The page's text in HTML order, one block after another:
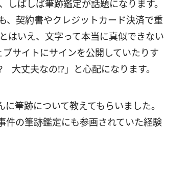
しばしば筆跡鑑定が話題になります。
、契約書やクレジットカード決済で重
はいえ、文字って本当に真似できない
サイトにサインを公開していたりす
大丈夫なの!?」と心配になります。
筆跡について教えてもらいました。
件の筆跡鑑定にも参画されていた経験